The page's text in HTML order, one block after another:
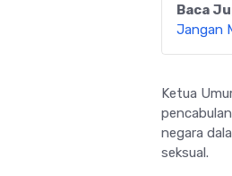
Baca
Jangan
Ketua
negara
seksual.